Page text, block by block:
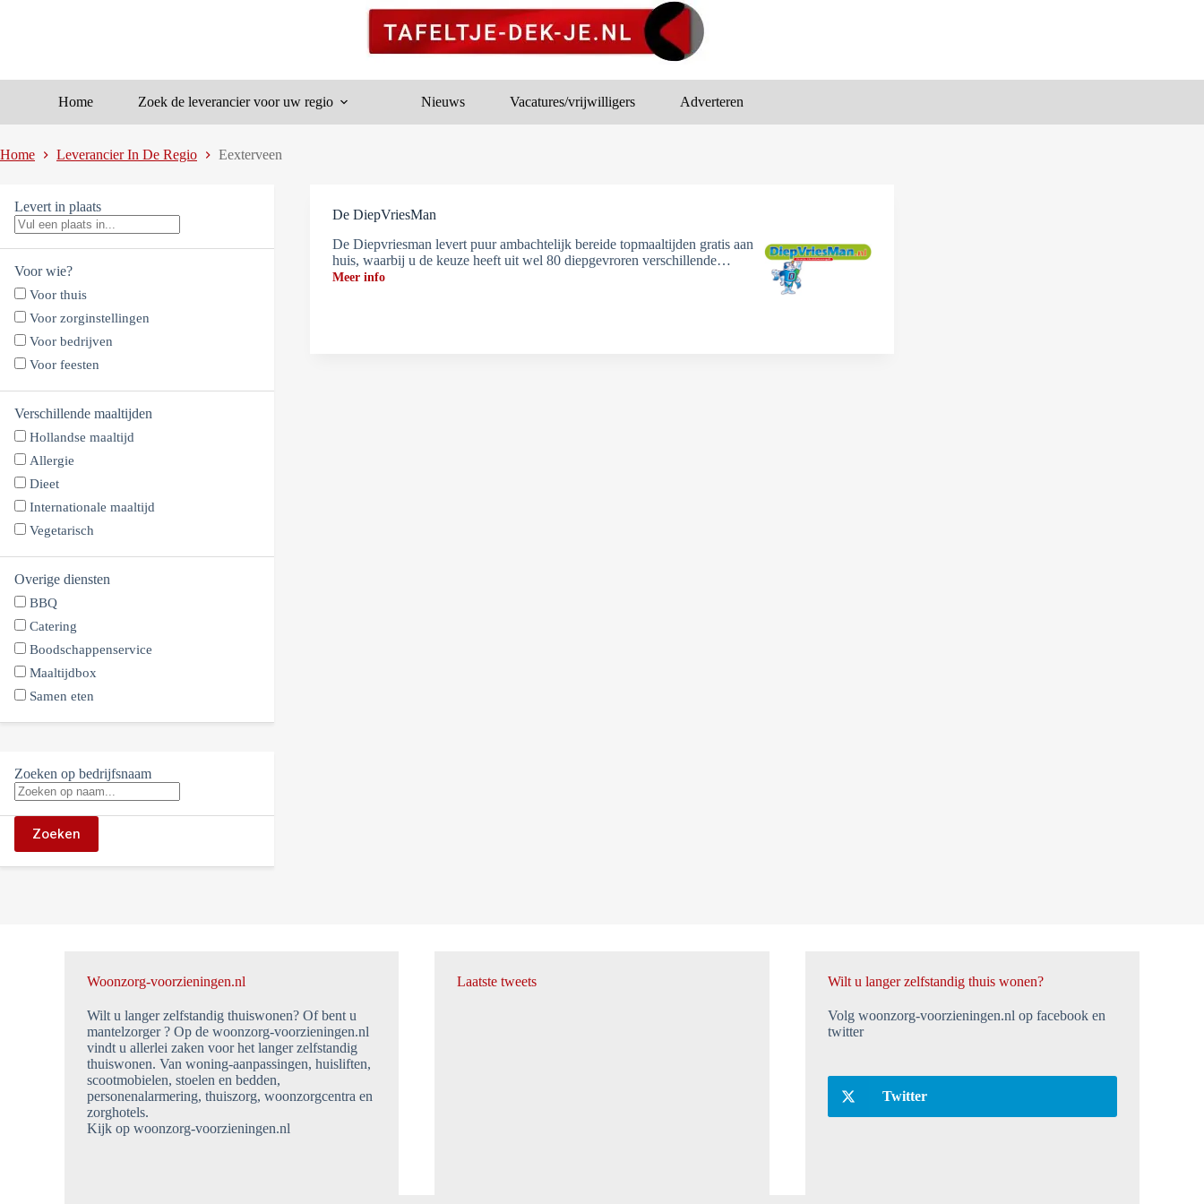
Home Zoek de leverancier voor uw regio Nieuws Vacatures/vrijwilligers Adverteren
Home Leverancier In De Regio Eexterveen
Levert in plaats
Voor wie?
Voor thuis
Voor zorginstellingen
Voor bedrijven
Voor feesten
Verschillende maaltijden
Hollandse maaltijd
Allergie
Dieet
Internationale maaltijd
Vegetarisch
Overige diensten
BBQ
Catering
Boodschappenservice
Maaltijdbox
Samen eten
Zoeken op bedrijfsnaam
Zoeken
De DiepVriesMan
De Diepvriesman levert puur ambachtelijk bereide topmaaltijden gratis aan
huis, waarbij u de keuze heeft uit wel 80 diepgevroren verschillende…
Meer info
Woonzorg-voorzieningen.nl
Wilt u langer zelfstandig thuiswonen? Of bent u
mantelzorger ? Op de woonzorg-voorzieningen.nl
vindt u allerlei zaken voor het langer zelfstandig
thuiswonen. Van woning-aanpassingen, huisliften,
scootmobielen, stoelen en bedden,
personenalarmering, thuiszorg, woonzorgcentra en
zorghotels.
Kijk op woonzorg-voorzieningen.nl
Laatste tweets Wilt u langer zelfstandig thuis wonen?
Volg woonzorg-voorzieningen.nl op facebook en
twitter
Twitter